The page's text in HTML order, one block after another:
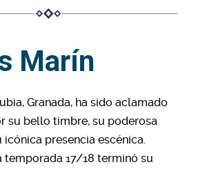
Marín
Granada, ha sido aclamado
su bello timbre, su poderosa
presencia escénica.
temporada 17/18 terminó su